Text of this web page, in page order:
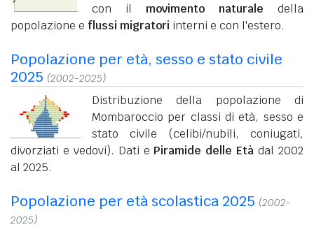
con il movimento naturale della
popolazione e flussi migratori interni e con l'estero.
Popolazione per età, sesso e stato civile
2025 (2002-2025)
Distribuzione della popolazione di
Mombaroccio per classi di età, sesso e
stato civile (celibi/nubili, coniugati,
divorziati e vedovi). Dati e Piramide delle Età dal 2002
al 2025.
Popolazione per età scolastica 2025 (2002-
2025)